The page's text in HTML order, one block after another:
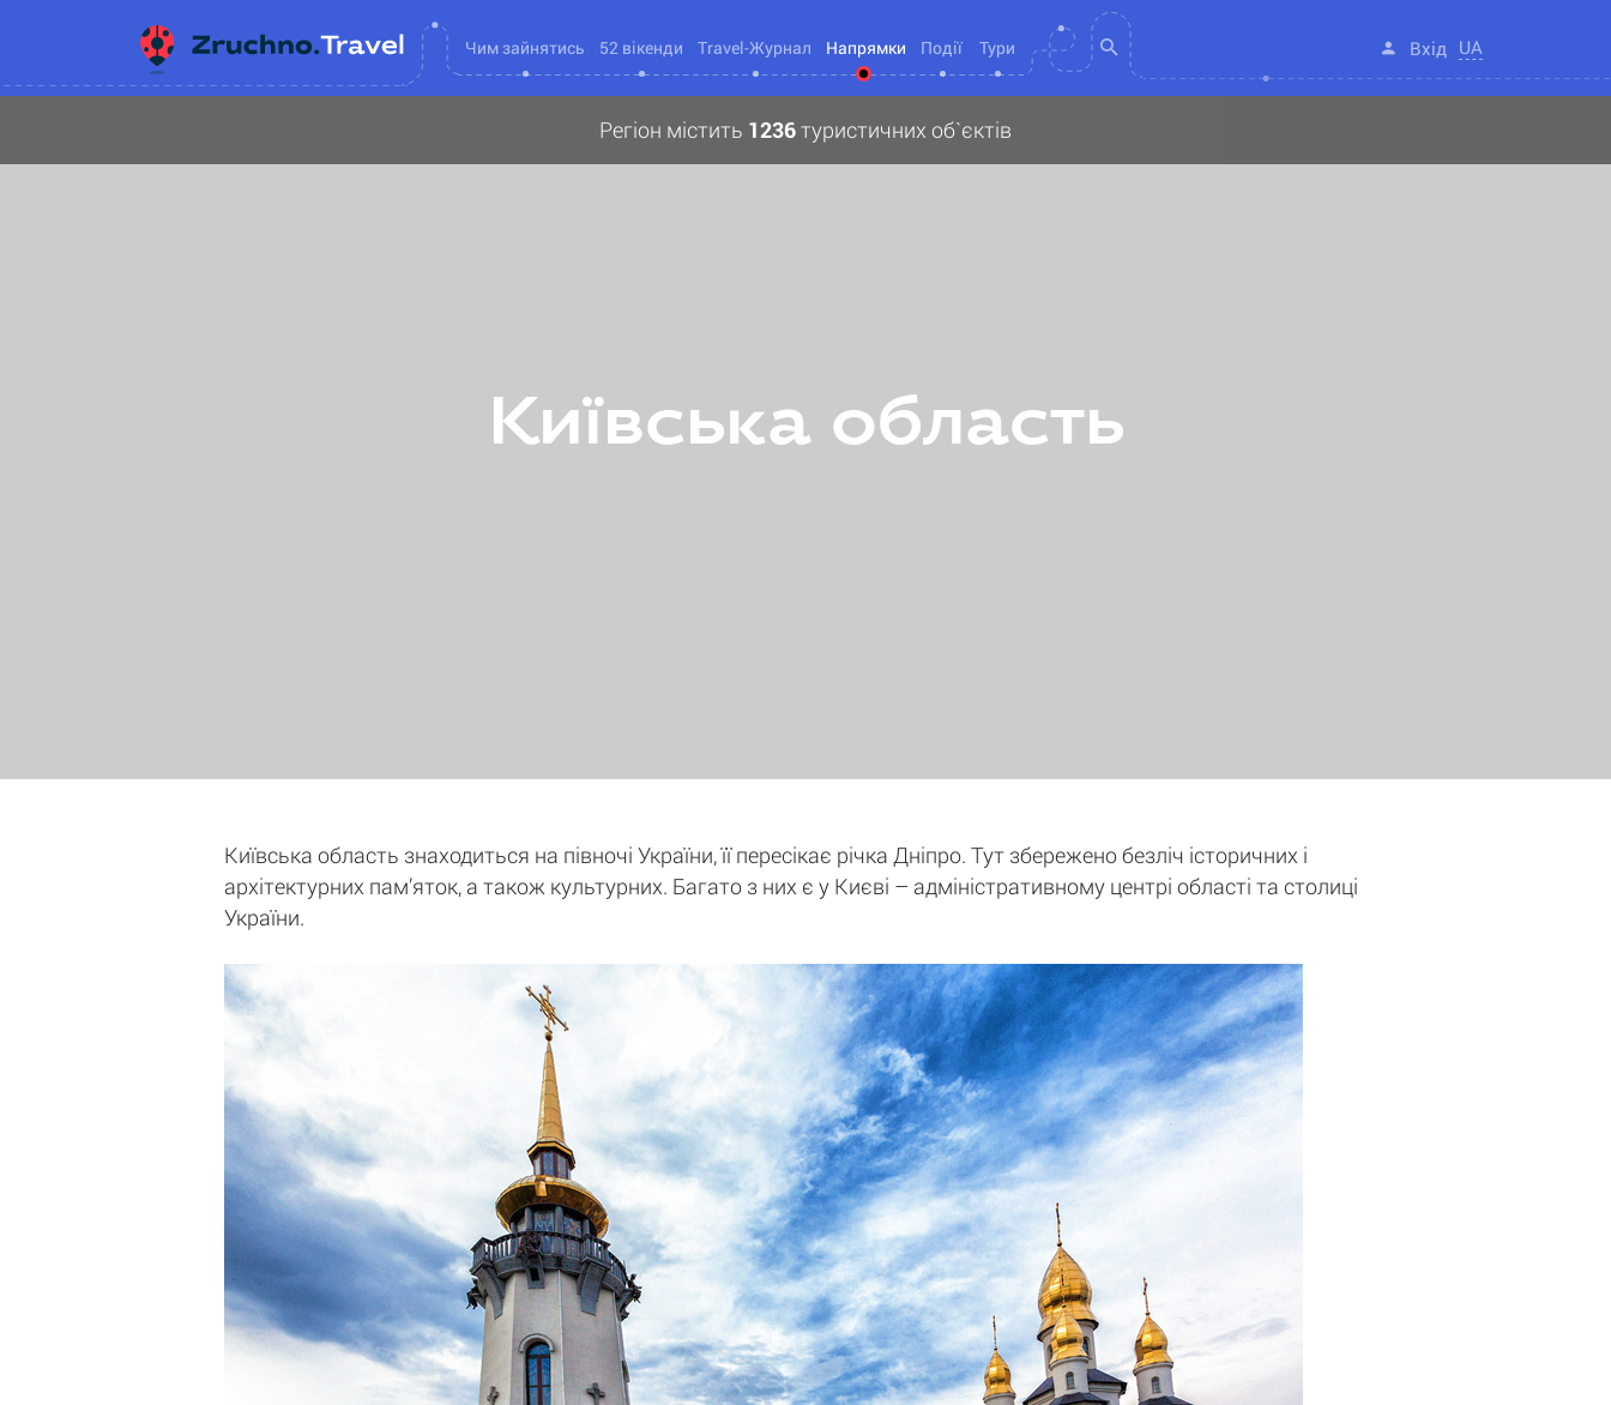
Чим зайнятись 52 вікенди Travel-Журнал Напрямки Події Тури Вхід UA
Регіон містить 1236туристичних об`єктів
Київська область
Київська область знаходиться на півночі України, її пересікає річка Дніпро. Тут збережено безліч історичних і
архітектурних пам’яток, а також культурних. Багато з них є у Києві – адміністративному центрі області та столиці
України.